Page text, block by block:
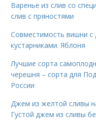
Варенье из слив со
слив с пряностями
Совместимость вишни с
кустарниками. Яблоня
Лучшие сорта
черешня – сорта для
России
Джем из желтой сливы
Густой джем из сливы